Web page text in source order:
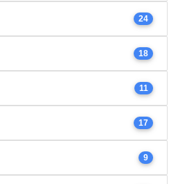
24
18
11
17
9